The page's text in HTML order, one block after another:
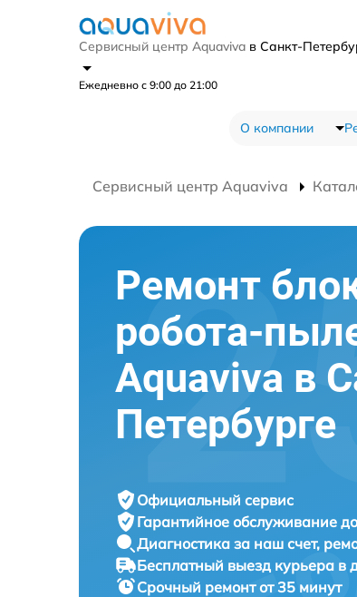
Сервисный центр Aquaviva в Санкт-
Ежедневно с 9:00 до 21:00
О компании
Сервисный центр Aquaviva
Ремонт
робота-
Aquaviva в
Петербурге
Официальный сервис
Гарантийное обслуживание
Диагностика за наш счет,
Бесплатный выезд курьера в
Срочный ремонтот 35 минут